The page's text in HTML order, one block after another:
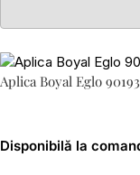
Aplica Boyal Eglo
Disponibilă la